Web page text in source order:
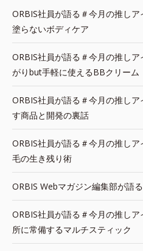
ORBIS社員が語る＃今月の推し
塗らないボディケア
ORBIS社員が語る＃今月の推し
がりbut手軽に使えるBBクリーム
ORBIS社員が語る＃今月の推し
す商品と開発の裏話
ORBIS社員が語る＃今月の推し
毛の生き残り術
ORBIS Webマガジン編集部が語
ORBIS社員が語る＃今月の推し
所に常備するマルチスティック